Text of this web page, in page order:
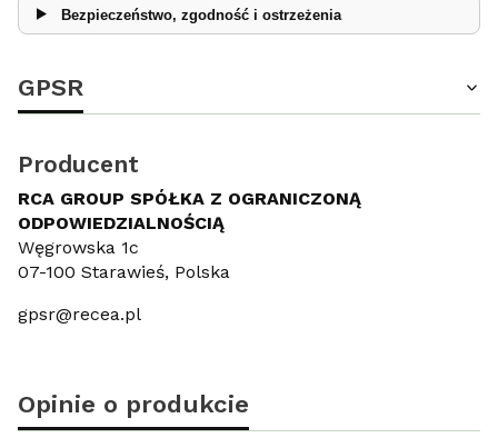
Bezpieczeństwo, zgodność i ostrzeżenia
GPSR
Producent
RCA GROUP SPÓŁKA Z OGRANICZONĄ
ODPOWIEDZIALNOŚCIĄ
Węgrowska 1c
07-100 Starawieś, Polska
gpsr@recea.pl
Opinie o produkcie